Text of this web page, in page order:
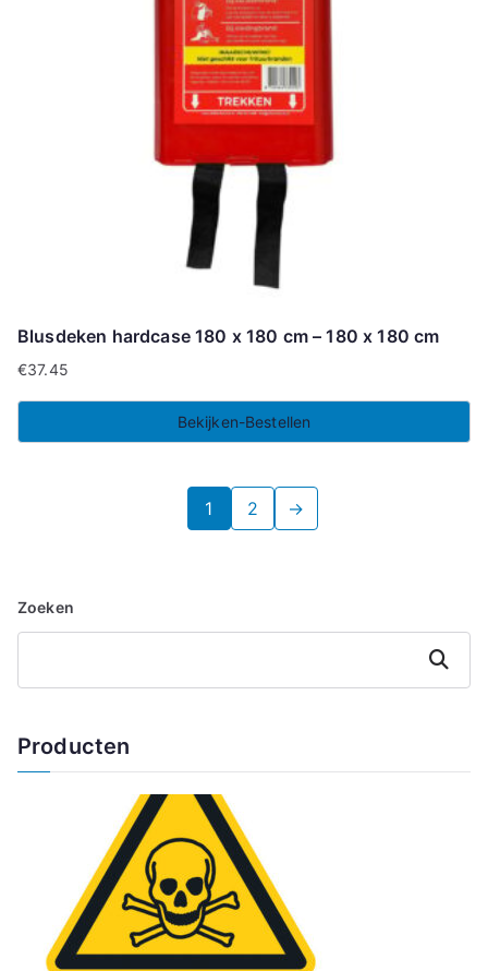
Blusdeken hardcase 180 x 180 cm – 180 x 180 cm
€37.45
Bekijken-Bestellen
1 2 →
Zoeken
Zoeken
Producten